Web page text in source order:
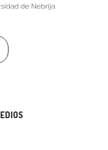
de Nebrija